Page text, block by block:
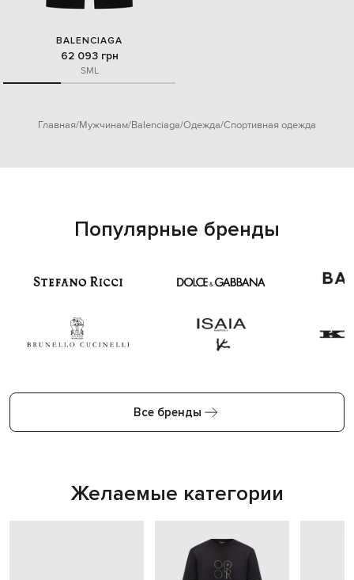
BALENCIAGA
62 093 грн
SML
Главная Мужчинам Balenciaga Одежда Спортивная одежда
Популярные бренды
Все бренды
Желаемые категории